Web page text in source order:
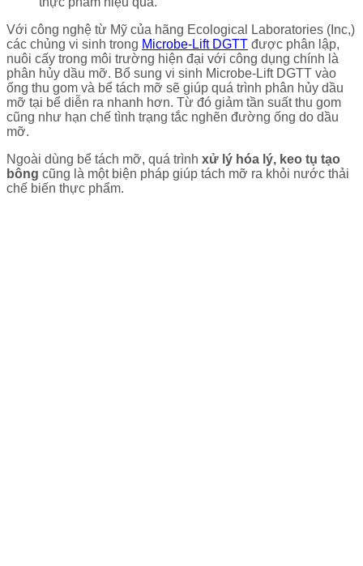
Với công nghệ từ Mỹ của hãng Ecological Laboratories (Inc,)
các chủng vi sinh trong Microbe-Lift DGTT được phân lập,
nuôi cấy trong môi trường hiện đại với công dụng chính là
phân hủy dầu mỡ. Bổ sung vi sinh Microbe-Lift DGTT vào
ống thu gom và bể tách mỡ sẽ giúp quá trình phân hủy dầu
mỡ tại bể diễn ra nhanh hơn. Từ đó giảm tần suất thu gom
cũng như hạn chế tình trạng tắc nghẽn đường ống do dầu
mỡ.
Ngoài dùng bể tách mỡ, quá trình xử lý hóa lý, keo tụ tạo
bông cũng là một biện pháp giúp tách mỡ ra khỏi nước thải
chế biến thực phẩm.